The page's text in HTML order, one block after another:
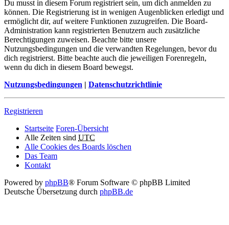
Du musst in diesem Forum registriert sein, um dich anmelden zu
können. Die Registrierung ist in wenigen Augenblicken erledigt und
ermöglicht dir, auf weitere Funktionen zuzugreifen. Die Board-
Administration kann registrierten Benutzern auch zusätzliche
Berechtigungen zuweisen. Beachte bitte unsere
Nutzungsbedingungen und die verwandten Regelungen, bevor du
dich registrierst. Bitte beachte auch die jeweiligen Forenregeln,
wenn du dich in diesem Board bewegst.
Nutzungsbedingungen | Datenschutzrichtlinie
Registrieren
Startseite Foren-Übersicht
Alle Zeiten sind UTC
Alle Cookies des Boards löschen
Das Team
Kontakt
Powered by phpBB® Forum Software © phpBB Limited
Deutsche Übersetzung durch phpBB.de